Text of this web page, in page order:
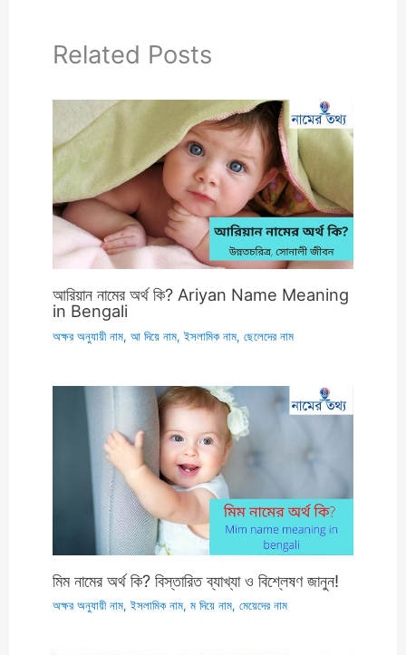
Related Posts
আরিয়ান নামের অর্থ কি? Ariyan Name Meaning
in Bengali
অক্ষর অনুযায়ী নাম,আ দিয়ে নাম,ইসলামিক নাম,ছেলেদের নাম
মিম নামের অর্থ কি? বিস্তারিত ব্যাখ্যা ও বিশ্লেষণ জানুন!
অক্ষর অনুযায়ী নাম,ইসলামিক নাম,ম দিয়ে নাম,মেয়েদের নাম